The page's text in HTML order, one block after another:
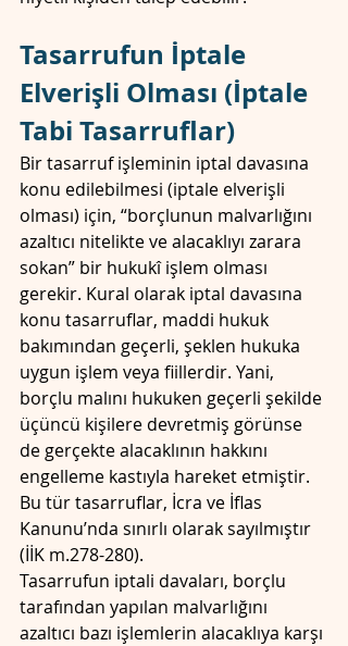
Tasarrufun İptale
Elverişli Olması (İptale
Tabi Tasarruflar)
Bir tasarruf işleminin iptal davasına
konu edilebilmesi (iptale elverişli
olması) için, “borçlunun malvarlığını
azaltıcı nitelikte ve alacaklıyı zarara
sokan” bir hukukî işlem olması
gerekir. Kural olarak iptal davasına
konu tasarruflar, maddi hukuk
bakımından geçerli, şeklen hukuka
uygun işlem veya fiillerdir. Yani,
borçlu malını hukuken geçerli şekilde
üçüncü kişilere devretmiş görünse
de gerçekte alacaklının hakkını
engelleme kastıyla hareket etmiştir.
Bu tür tasarruflar, İcra ve İflas
Kanunu’nda sınırlı olarak sayılmıştır
(İİK m.278-280).
Tasarrufun iptali davaları, borçlu
tarafından yapılan malvarlığını
azaltıcı bazı işlemlerin alacaklıya karşı